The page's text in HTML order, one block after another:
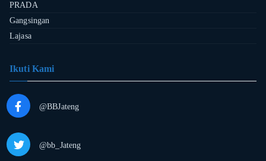
PRADA
Gangsingan
Lajasa
Ikuti Kami
@BBJateng
@bb_Jateng